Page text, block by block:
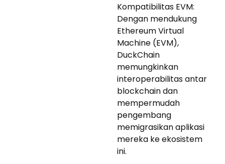
Kompatibilitas EVM:
Dengan mendukung
Ethereum Virtual
Machine (EVM),
DuckChain
memungkinkan
interoperabilitas antar
blockchain dan
mempermudah
pengembang
memigrasikan aplikasi
mereka ke ekosistem
ini.